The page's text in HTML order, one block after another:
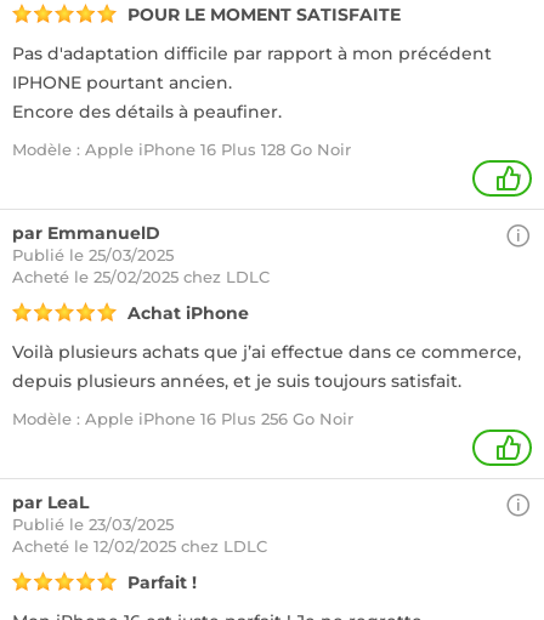
POUR LE MOMENT SATISFAITE
Pas d'adaptation difficile par rapport à mon précédent
IPHONE pourtant ancien.
Encore des détails à peaufiner.
Modèle : Apple iPhone 16 Plus 128 Go Noir
1
par EmmanuelD
Publié le 25/03/2025
Acheté le 25/02/2025 chez LDLC
Achat iPhone
Voilà plusieurs achats que j’ai effectue dans ce commerce,
depuis plusieurs années, et je suis toujours satisfait.
Modèle : Apple iPhone 16 Plus 256 Go Noir
1
par LeaL
Publié le 23/03/2025
Acheté le 12/02/2025 chez LDLC
Parfait !